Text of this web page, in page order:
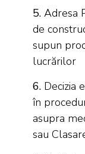
5. Adresa
de
supun
lucrărilor
6. Decizia
în
asupra
sau